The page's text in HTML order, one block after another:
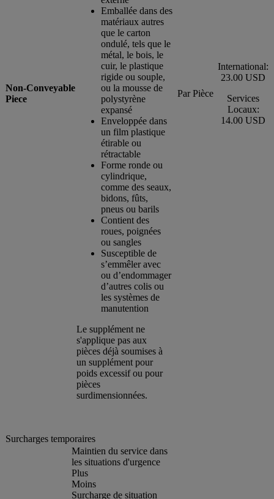
Non-Conveyable
Piece
Emballée dans des
matériaux autres
que le carton
ondulé, tels que le
métal, le bois, le
cuir, le plastique
rigide ou souple,
ou la mousse de
polystyrène
expansé
Enveloppée dans
un film plastique
étirable ou
rétractable
Forme ronde ou
cylindrique,
comme des seaux,
bidons, fûts,
pneus ou barils
Contient des
roues, poignées
ou sangles
Susceptible de
s’emmêler avec
ou d’endommager
d’autres colis ou
les systèmes de
manutention
Le supplément ne
s'applique pas aux
pièces déjà soumises à
un supplément pour
poids excessif ou pour
pièces
surdimensionnées.
Par Pièce
International:
23.00 USD
Services
Locaux:
14.00 USD
Surcharges temporaires
Maintien du service dans
les situations d'urgence
Plus
Moins
Surcharge de situation